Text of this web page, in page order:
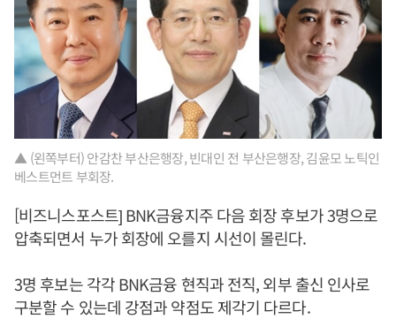
▲ (왼쪽부터) 안감찬 부산은행장, 빈대인 전 부산은행장, 김윤모 노틱인
베스트먼트 부회장.
[비즈니스포스트] BNK금융지주 다음 회장 후보가 3명으로
압축되면서 누가 회장에 오를지 시선이 몰린다.
3명 후보는 각각 BNK금융 현직과 전직, 외부 출신 인사로
구분할 수 있는데 강점과 약점도 제각기 다르다.